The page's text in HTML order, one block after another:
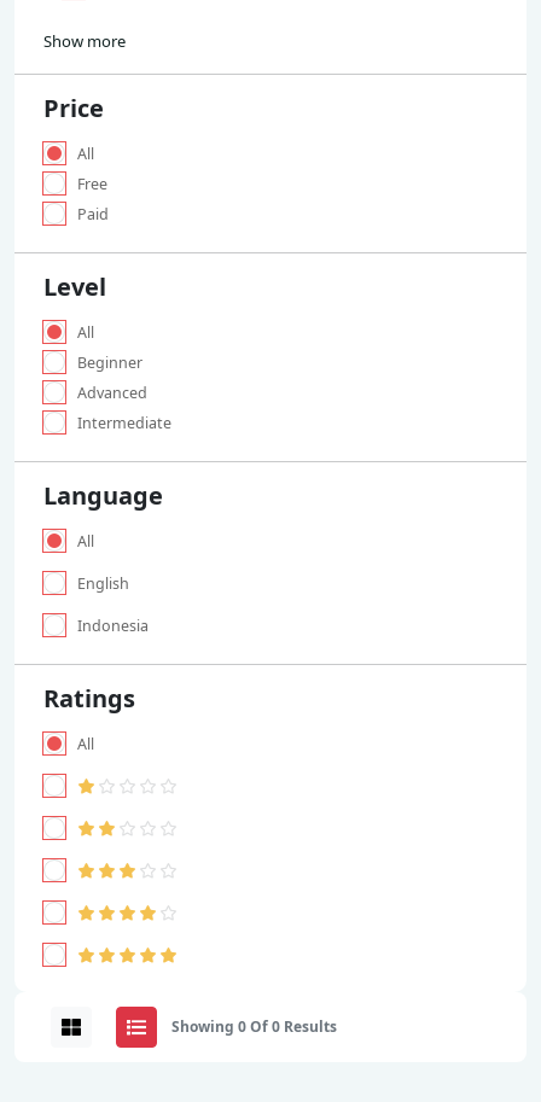
Show more
Price
All
Free
Paid
Level
All
Beginner
Advanced
Intermediate
Language
All
English
Indonesia
Ratings
All
Showing 0 Of 0 Results